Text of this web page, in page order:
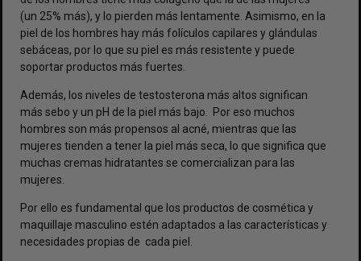
(un 25% más), y lo pierden más lentamente. Asimismo, en la
piel de los hombres hay más folículos capilares y glándulas
sebáceas, por lo que su piel es más resistente y puede
soportar productos más fuertes.
Además, los niveles de testosterona más altos significan
más sebo y un pH de la piel más bajo. Por eso muchos
hombres son más propensos al acné, mientras que las
mujeres tienden a tener la piel más seca, lo que significa que
muchas cremas hidratantes se comercializan para las
mujeres.
Por ello es fundamental que los productos de cosmética y
maquillaje masculino estén adaptados a las características y
necesidades propias de cada piel.